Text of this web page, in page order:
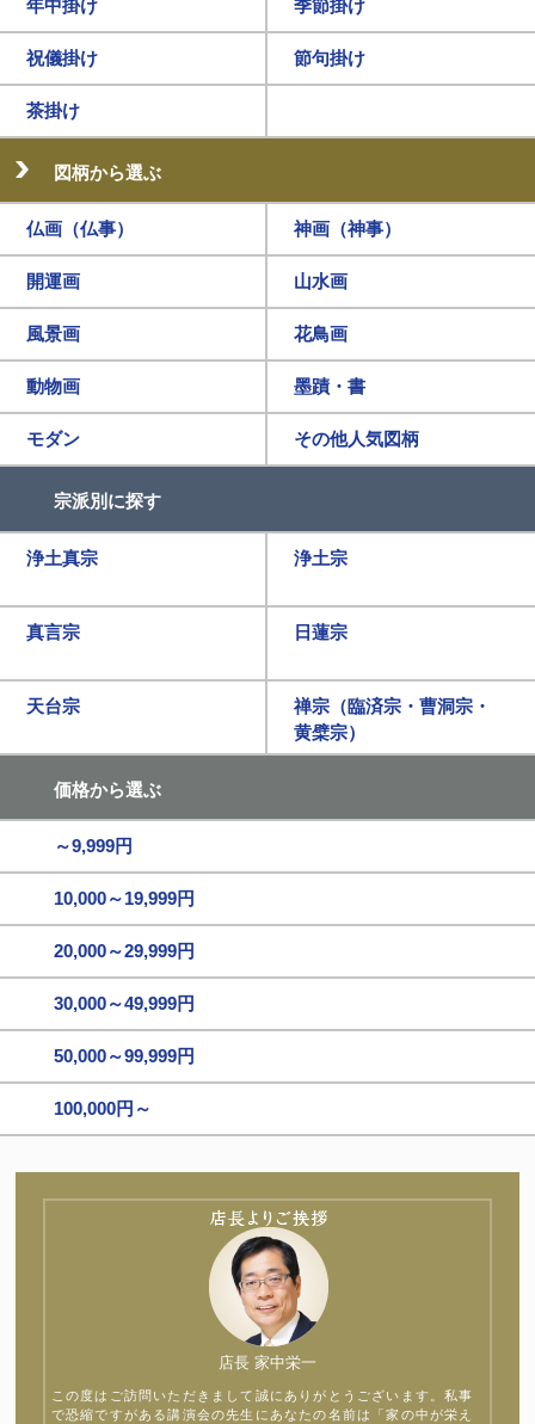
年中掛け 季節掛け
祝儀掛け 節句掛け
茶掛け
図柄から選ぶ
仏画（仏事） 神画（神事）
開運画 山水画
風景画 花鳥画
動物画 墨蹟・書
モダン その他人気図柄
宗派別に探す
浄土真宗 浄土宗
真言宗 日蓮宗
天台宗
禅宗（臨済宗・曹洞宗・
黄檗宗）
価格から選ぶ
～9,999円
10,000～19,999円
20,000～29,999円
30,000～49,999円
50,000～99,999円
100,000円～
店長 家中栄一
この度はご訪問いただきまして誠にありがとうございます。私事
で恐縮ですがある講演会の先生にあなたの名前は「家の中が栄え